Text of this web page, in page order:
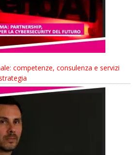
competenze, consulenza e servizi